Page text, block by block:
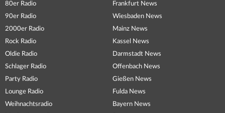
80er Radio
90er Radio
2000er Radio
Rock Radio
Oldie Radio
Schlager Radio
Party Radio
Lounge Radio
Weihnachtsradio
Frankfurt News
Wiesbaden News
Mainz News
Kassel News
Darmstadt News
Offenbach News
Gießen News
Fulda News
Bayern News